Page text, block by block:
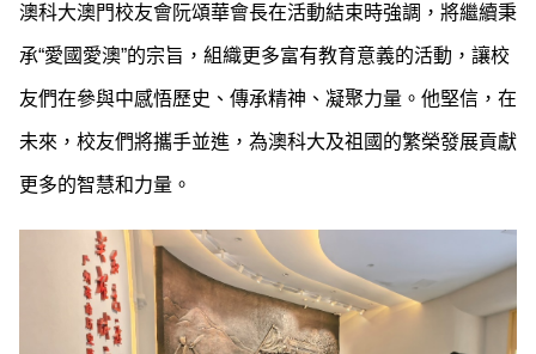
澳科大澳門校友會阮頌華會長在活動結束時強調，將繼續秉
承“愛國愛澳”的宗旨，組織更多富有教育意義的活動，讓校
友們在參與中感悟歷史、傳承精神、凝聚力量。他堅信，在
未來，校友們將攜手並進，為澳科大及祖國的繁榮發展貢獻
更多的智慧和力量。